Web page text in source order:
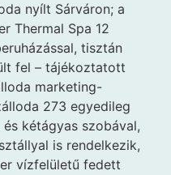
nyílt Sárváron; a
Thermal Spa 12
tisztán
fel – tájékoztatott
marketing-
273 egyedileg
kétágyas szobával,
is rendelkezik,
vízfelületű fedett